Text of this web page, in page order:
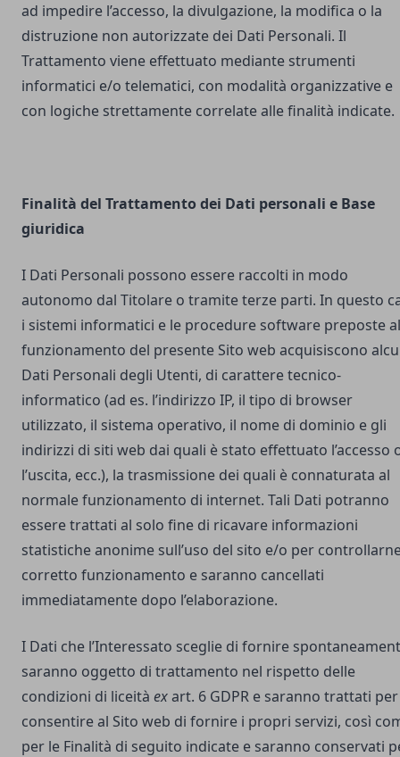
ad impedire l’accesso, la divulgazione, la modifica o la
distruzione non autorizzate dei Dati Personali. Il
Trattamento viene effettuato mediante strumenti
informatici e/o telematici, con modalità organizzative e
con logiche strettamente correlate alle finalità indicate.
Finalità del Trattamento dei Dati personali e Base
giuridica
I Dati Personali possono essere raccolti in modo
autonomo dal Titolare o tramite terze parti. In questo
i sistemi informatici e le procedure software preposte al
funzionamento del presente Sito web acquisiscono
Dati Personali degli Utenti, di carattere tecnico-
informatico (ad es. l’indirizzo IP, il tipo di browser
utilizzato, il sistema operativo, il nome di dominio e gli
indirizzi di siti web dai quali è stato effettuato l’accesso
l’uscita, ecc.), la trasmissione dei quali è connaturata al
normale funzionamento di internet. Tali Dati potranno
essere trattati al solo fine di ricavare informazioni
statistiche anonime sull’uso del sito e/o per
corretto funzionamento e saranno cancellati
immediatamente dopo l’elaborazione.
I Dati che l’Interessato sceglie di fornire
saranno oggetto di trattamento nel rispetto delle
condizioni di liceità exart. 6 GDPR e saranno trattati per
consentire al Sito web di fornire i propri servizi, così
per le Finalità di seguito indicate e saranno conservati